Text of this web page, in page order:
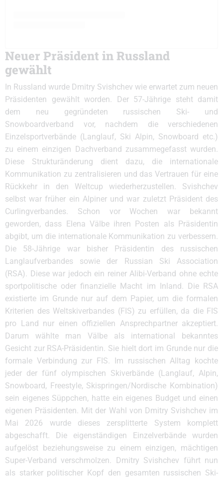
Neuer Präsident in Russland
gewählt
In Russland wurde Dmitry Svishchev wie erwartet zum neuen
Präsidenten gewählt worden. Der 57-Jährige steht damit
dem neu gegründeten russischen Ski- und
Snowboardverband vor, nachdem die verschiedenen
Einzelsportverbände (Langlauf, Ski Alpin, Snowboard etc.)
zu einem einzigen Dachverband zusammegefasst wurden.
Diese Strukturänderung dient dazu, die internationale
Kommunikation zu zentralisieren und das Vertrauen für eine
Rückkehr in den Weltcup wiederherzustellen. Svishchev
selbst war früher ein Alpiner und war zuletzt Präsident des
Curlingverbandes. Schon vor Wochen war bekannt
geworden, dass Elena Välbe ihren Posten als Präsidentin
abgibt, um die internationale Kommunikation zu verbessern.
Die 58-Jährige war bisher Präsidentin des russischen
Langlaufverbandes sowie der Russian Ski Association
(RSA). Diese war jedoch ein reiner Alibi-Verband ohne echte
sportpolitische oder finanzielle Macht im Inland. Die RSA
existierte im Grunde nur auf dem Papier, um die formalen
Kriterien des Weltskiverbandes (FIS) zu erfüllen, da die FIS
pro Land nur einen offiziellen Ansprechpartner akzeptiert.
Darum wählte man Välbe als international bekanntes
Gesicht zur RSA-Präsidentin. Sie hielt dort im Grunde nur die
formale Verbindung zur FIS. Im russischen Alltag kochte
jeder der fünf olympischen Skiverbände (Langlauf, Alpin,
Snowboard, Freestyle, Skispringen/Nordische Kombination)
sein eigenes Süppchen, hatte ein eigenes Budget und einen
eigenen Präsidenten. Mit der Wahl von Dmitry Svishchev im
Mai 2026 wurde dieses zersplitterte System komplett
abgeschafft. Die eigenständigen Einzelverbände wurden
aufgelöst beziehungsweise zu einem einzigen, mächtigen
Super-Verband verschmolzen. Dmitry Svishchev führt nun
als starker politischer Kopf den gesamten russischen Ski-